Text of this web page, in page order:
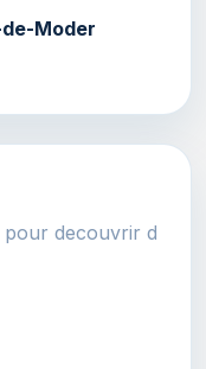
Moder
pour decouvrir d